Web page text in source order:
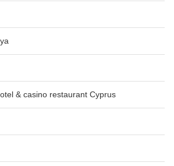
& casino restaurant Cyprus